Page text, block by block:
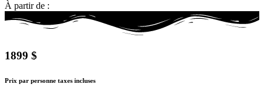
À partir de :
1899 $
Prix par personne taxes incluses